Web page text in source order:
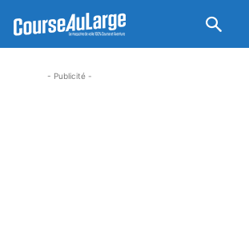
- Publicité -